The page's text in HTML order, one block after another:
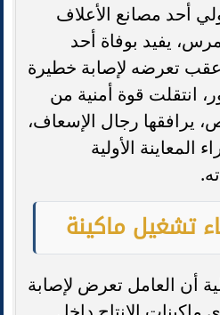
أحد مصانع الأعلاف
يفيد بوفاة أحد
تعرضه لإصابة خطيرة
انتقلت قوة أمنية من
يرافقها رجال الإسعاف،
المعاينة الأولية
تشغيل ماكينة
أن العامل تعرض لإصابة